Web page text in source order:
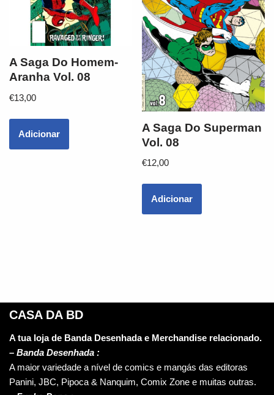
A Saga Do Homem-
Aranha Vol. 08
€13,00
Adicionar
A Saga Do Superman
Vol. 08
€12,00
Adicionar
CASA DA BD
A tua loja de Banda Desenhada e Merchandise relacionado.
– Banda Desenhada :
A maior variedade a nível de comics e mangás das editoras
Panini, JBC, Pipoca & Nanquim, Comix Zone e muitas outras.